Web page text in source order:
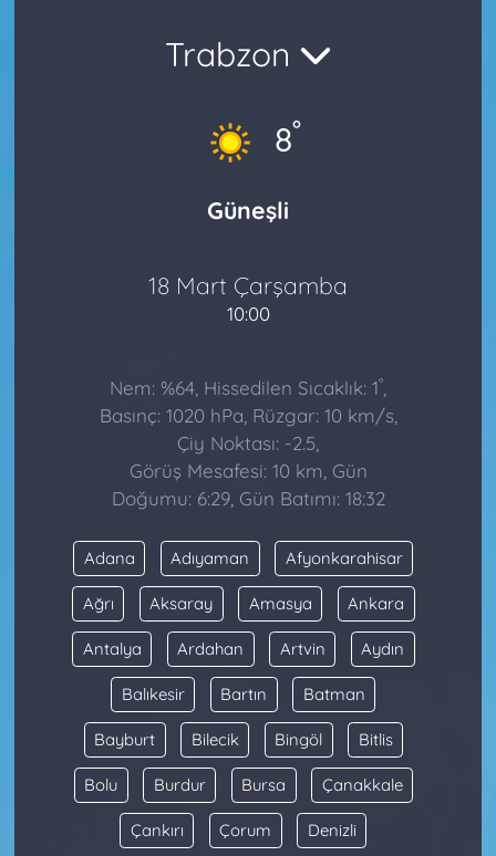
Trabzon
8°
Güneşli
18 Mart Çarşamba
10:00
Nem: %64, Hissedilen Sıcaklık: 1°
Basınç: 1020 hPa, Rüzgar: 10 km/s,
Çiy Noktası: -2.5,
Görüş Mesafesi: 10 km, Gün
Doğumu: 6:29, Gün Batımı: 18:32
Adana Adıyaman Afyonkarahisar
Ağrı Aksaray Amasya Ankara
Antalya Ardahan Artvin Aydın
Balıkesir Bartın Batman
Bayburt Bilecik Bingöl Bitlis
Bolu Burdur Bursa Çanakkale
Çankırı Çorum Denizli